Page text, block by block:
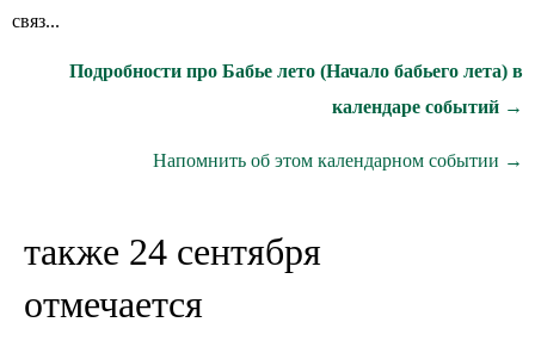
связ...
Подробности про Бабье лето (Начало бабьего лета) в
календаре событий →
Напомнить об этом календарном событии →
также 24 сентября
отмечается